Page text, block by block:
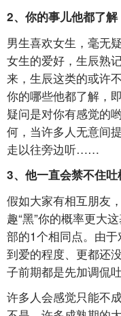
2、你的事儿他都了解
男生喜欢女生，毫无
女生的爱好，生辰熟
来，生辰这类的或许
你的哪些他都了解，
疑问是对你有感觉的
何，当许多人无意间
走以往旁边听……
3、他一直会禁不住
假如大家有相互朋友
趣“黑”你的概率更大
部的1个相同点。由
到爱的程度、更都还
子前期都是先加调侃
许多人会感觉只能不